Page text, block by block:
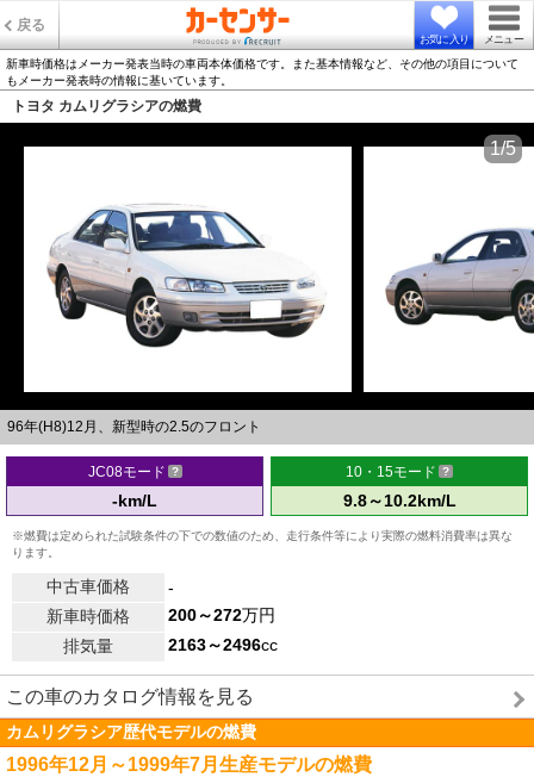
戻る
お気に入り メニュー
新車時価格はメーカー発表当時の車両本体価格です。また基本情報など、その他の項目について
もメーカー発表時の情報に基いています。
トヨタ カムリグラシアの燃費
96年(H8)12月、新型時の2.5のフロント
1/5
JC08モード
-km/L
10・15モード
9.8～10.2km/L
※燃費は定められた試験条件の下での数値のため、走行条件等により実際の燃料消費率は異な
ります。
中古車価格
-
新車時価格
200～272万円
排気量
2163～2496cc
この車のカタログ情報を見る
カムリグラシア歴代モデルの燃費
1996年12月～1999年7月生産モデルの燃費